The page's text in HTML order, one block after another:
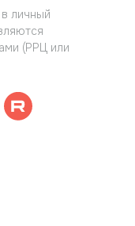
личный
(РРЦ или